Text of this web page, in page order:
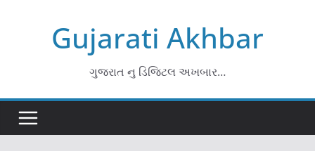
Gujarati Akhbar
ગુજરાત નુ ડિજિટલ અખબાર…